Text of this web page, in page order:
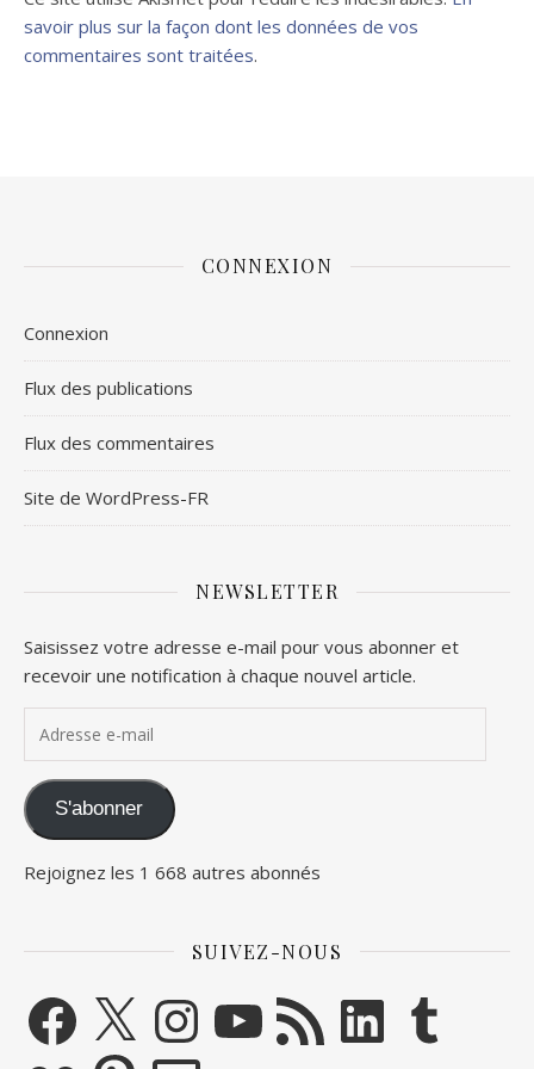
savoir plus sur la façon dont les données de vos
commentaires sont traitées.
CONNEXION
Connexion
Flux des publications
Flux des commentaires
Site de WordPress-FR
NEWSLETTER
Saisissez votre adresse e-mail pour vous abonner et
recevoir une notification à chaque nouvel article.
S'abonner
Rejoignez les 1 668 autres abonnés
SUIVEZ-NOUS
Facebook
X InstagramYouTubeFlux RSSLinkedIn Tumblr
PinterestE-mail